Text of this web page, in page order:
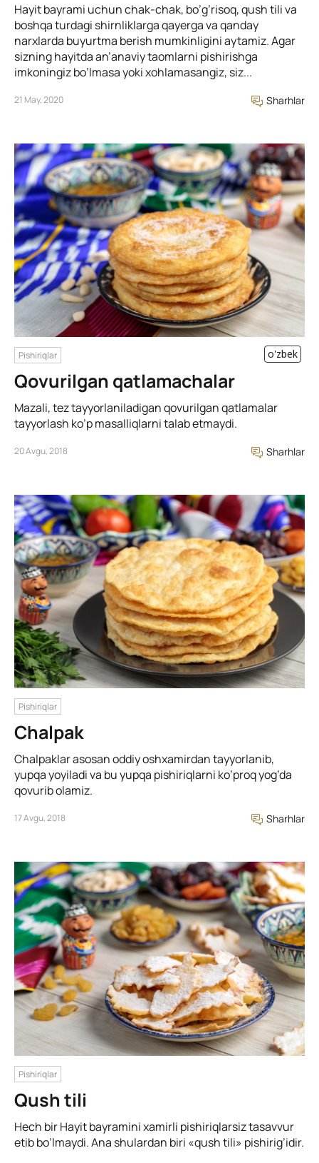
Hayit bayrami uchun chak-chak, bo’g’risoq, qush tili va
boshqa turdagi shirnliklarga qayerga va qanday
narxlarda buyurtma berish mumkinligini aytamiz. Agar
sizning hayitda an’anaviy taomlarni pishirishga
imkoningiz bo’lmasa yoki xohlamasangiz, siz...
21 May, 2020 Sharhlar
Pishiriqlar o'zbek
Qovurilgan qatlamachalar
Mazali, tez tayyorlaniladigan qovurilgan qatlamalar
tayyorlash ko’p masalliqlarni talab etmaydi.
20 Avgu, 2018 Sharhlar
Pishiriqlar
Chalpak
Chalpaklar asosan oddiy oshxamirdan tayyorlanib,
yupqa yoyiladi va bu yupqa pishiriqlarni ko’proq yog’da
qovurib olamiz.
17 Avgu, 2018 Sharhlar
Pishiriqlar
Qush tili
Hech bir Hayit bayramini xamirli pishiriqlarsiz tasavvur
etib bo’lmaydi. Ana shulardan biri «qush tili» pishirig’idir.